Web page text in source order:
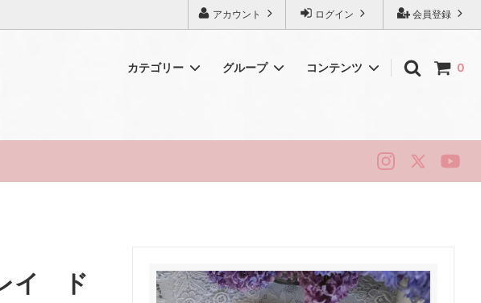
会員登録
ログイン
アカウント
0
カテゴリー グループ
／ババリア スタッフォード
コンテンツ
イ ド